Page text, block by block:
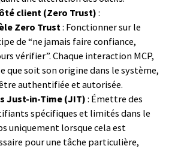
client (Zero Trust) :
Zero Trust : Fonctionner sur le
de “ne jamais faire confiance,
vérifier”. Chaque interaction MCP,
que soit son origine dans le système,
authentifiée et autorisée.
Just-in-Time (JIT) : Émettre des
spécifiques et limités dans le
uniquement lorsque cela est
pour une tâche particulière,